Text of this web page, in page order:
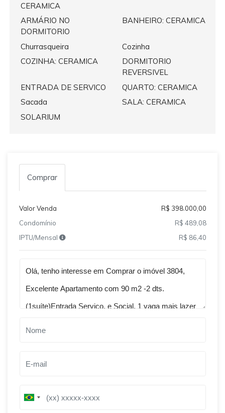
CERAMICA
ARMÁRIO NO
DORMITORIO
BANHEIRO: CERAMICA
Churrasqueira
Cozinha
COZINHA: CERAMICA
DORMITORIO
REVERSIVEL
ENTRADA DE SERVICO
QUARTO: CERAMICA
Sacada
SALA: CERAMICA
SOLARIUM
Comprar
Valor Venda
R$ 398.000,00
Condomínio
R$ 489,08
IPTU/Mensal
R$ 86,40
B